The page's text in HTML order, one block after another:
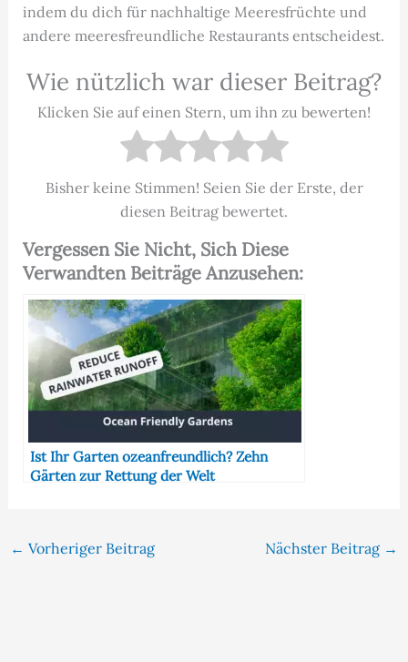
indem du dich für nachhaltige Meeresfrüchte und
andere meeresfreundliche Restaurants entscheidest.
Wie nützlich war dieser Beitrag?
Klicken Sie auf einen Stern, um ihn zu bewerten!
Bisher keine Stimmen! Seien Sie der Erste, der
diesen Beitrag bewertet.
Vergessen Sie Nicht, Sich Diese
Verwandten Beiträge Anzusehen:
Ist Ihr Garten ozeanfreundlich? Zehn
Gärten zur Rettung der Welt
← Vorheriger Beitrag Nächster Beitrag →